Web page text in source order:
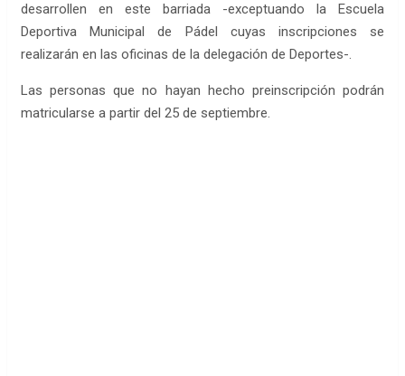
desarrollen en este barriada -exceptuando la Escuela
Deportiva Municipal de Pádel cuyas inscripciones se
realizarán en las oficinas de la delegación de Deportes-.
Las personas que no hayan hecho preinscripción podrán
matricularse a partir del 25 de septiembre.